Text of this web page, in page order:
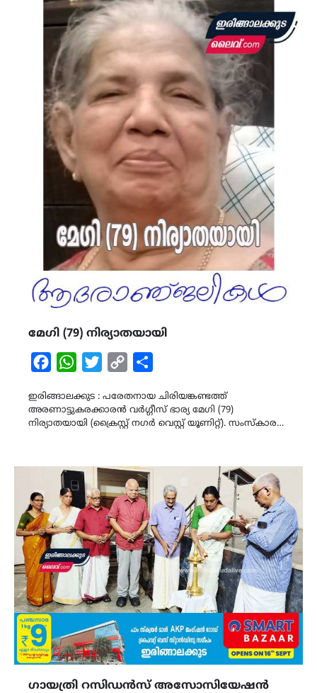
മേഗി (79) നിര്യാതയായി
FacebookWhatsAppTwitterCopy
ഇരിങ്ങാലക്കുട : പരേതനായ ചിരിയങ്കണ്ടത്ത്
അരണാട്ടുകരക്കാരന്‍ വര്‍ഗ്ഗീസ് ഭാര്യ മേഗി (79)
നിര്യാതയായി (ക്രൈസ്റ്റ് നഗർ വെസ്റ്റ് യൂണിറ്റ്). സംസ്‌കാര…
ഗായത്രി റസിഡൻസ് അസോസിയേഷൻ